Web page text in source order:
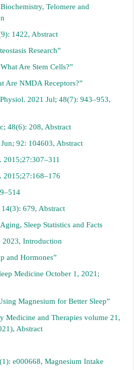
Telomere and
1422, Abstract
Research”
Are Stem Cells?”
Are NMDA Receptors?”
2021 Jul; 48(7): 943–953,
48(6): 208, Abstract
92: 104603, Abstract
2015;27:307–311
2015;27:168–176
679, Abstract
Sleep Statistics and Facts
2023, Introduction
and Hormones”
Medicine October 1, 2021;
Magnesium for Better Sleep”
Medicine and Therapies volume 21,
Abstract
e000668, Magnesium Intake